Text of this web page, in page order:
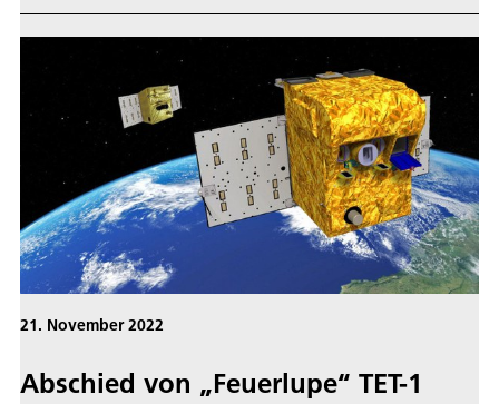
21. November 2022
Ab­schied von „Feuerlupe“ TET-1